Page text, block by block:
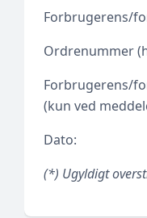
Forbrugerens/
Ordrenummer
Forbrugerens/
(kun ved
Dato:
(*) Ugyldigt